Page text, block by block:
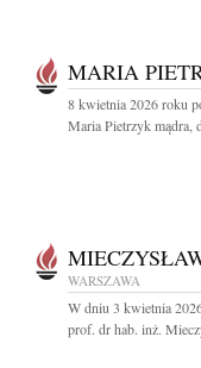
MARIA
8 kwietnia 2026 roku
Maria Pietrzyk mądra,
WARSZAWA
W dniu 3 kwietnia
prof. dr hab. inż.